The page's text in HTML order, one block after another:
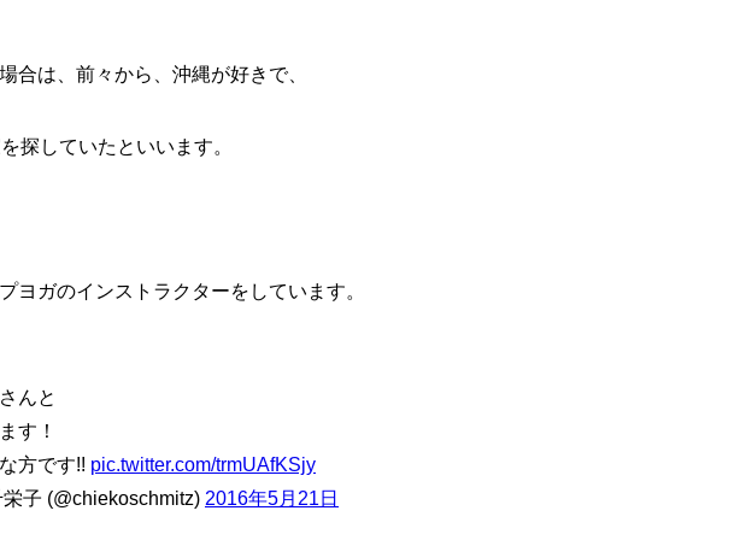
合は、前々から、沖縄が好きで、
探していたといいます。
ヨガのインストラクターをしています。
んと
す！
方です!! pic.twitter.com/trmUAfKSjy
子 (@chiekoschmitz) 2016年5月21日